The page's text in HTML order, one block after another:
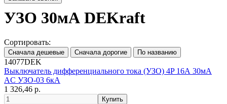
УЗО 30мА DEKraft
Сортировать:
14077DEK
Выключатель дифференциального тока (УЗО) 4P 16А 30мА
AC УЗО-03 6кА
1 326,46 р.